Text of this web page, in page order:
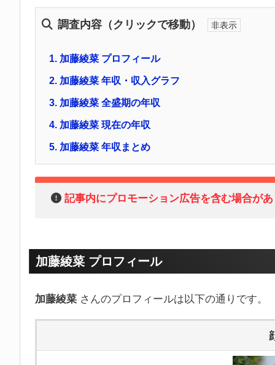
調査内容（クリックで移動）
1. 加藤綾菜 プロフィール
2. 加藤綾菜 年収・収入グラフ
3. 加藤綾菜 全盛期の年収
4. 加藤綾菜 現在の年収
5. 加藤綾菜 年収まとめ
記事内にプロモーション広告を含む場合が
加藤綾菜 プロフィール
加藤綾菜 さんのプロフィールは以下の通りです。